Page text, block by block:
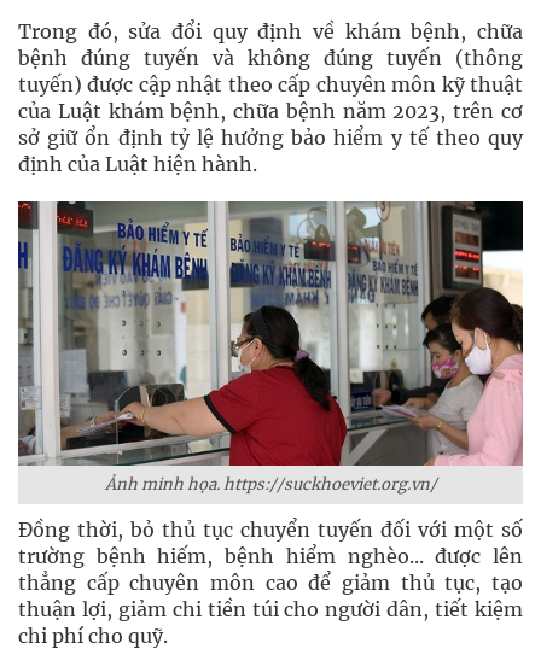
Trong đó, sửa đổi quy định về khám bệnh, chữa
bệnh đúng tuyến và không đúng tuyến (thông
tuyến) được cập nhật theo cấp chuyên môn kỹ thuật
của Luật khám bệnh, chữa bệnh năm 2023, trên cơ
sở giữ ổn định tỷ lệ hưởng bảo hiểm y tế theo quy
định của Luật hiện hành.
Ảnh minh họa. https://suckhoeviet.org.vn/
Đồng thời, bỏ thủ tục chuyển tuyến đối với một số
trường bệnh hiếm, bệnh hiểm nghèo... được lên
thẳng cấp chuyên môn cao để giảm thủ tục, tạo
thuận lợi, giảm chi tiền túi cho người dân, tiết kiệm
chi phí cho quỹ.